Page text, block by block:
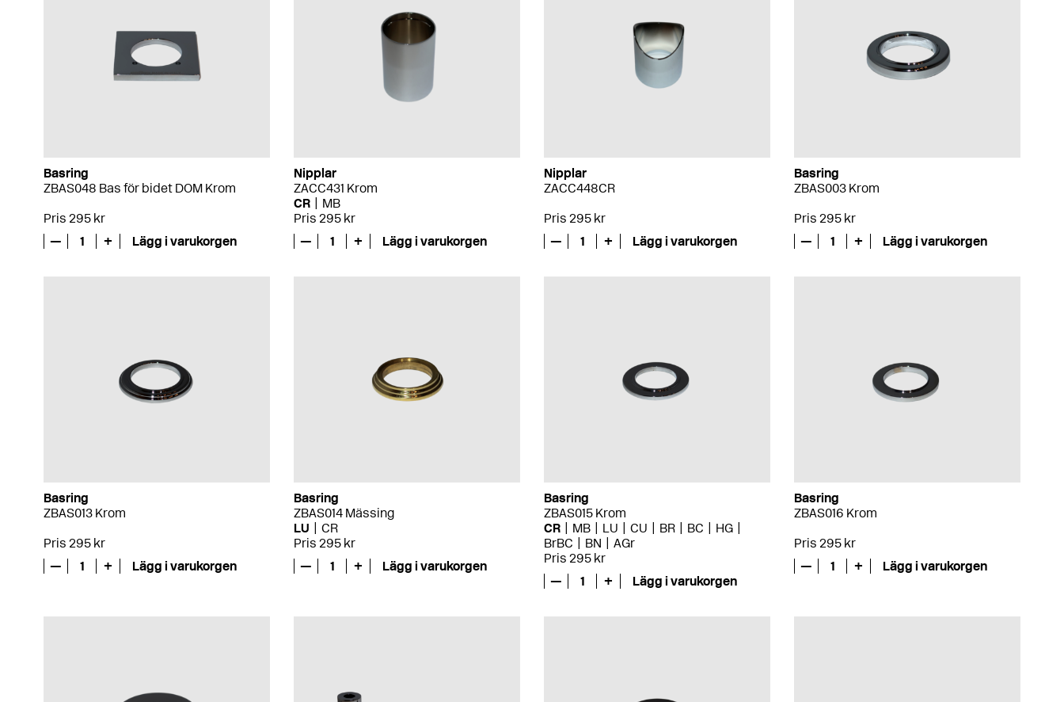
Basring
ZBAS048 Bas för bidet DOM Krom
Pris 295 kr
—
1 + Lägg i varukorgen
Nipplar
ZACC431 Krom
CR
MB
Pris 295 kr
—
1 + Lägg i varukorgen
Nipplar
ZACC448CR
Pris 295 kr
—
1 + Lägg i varukorgen
Basring
ZBAS003 Krom
Pris 295 kr
—
1 + Lägg i varukorgen
Basring
ZBAS013 Krom
Pris 295 kr
—
1 + Lägg i varukorgen
Basring
ZBAS014 Mässing
LU
CR
Pris 295 kr
—
1 + Lägg i varukorgen
Basring
ZBAS015 Krom
CR
MB LU CU BR BC
HG
BrBC
BN
AGr
Pris 295 kr
—
1 + Lägg i varukorgen
Basring
ZBAS016 Krom
Pris 295 kr
—
1 + Lägg i varukorgen